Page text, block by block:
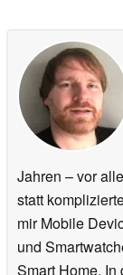
Jahren – vor
statt
mir Mobile
und
Smart Home.